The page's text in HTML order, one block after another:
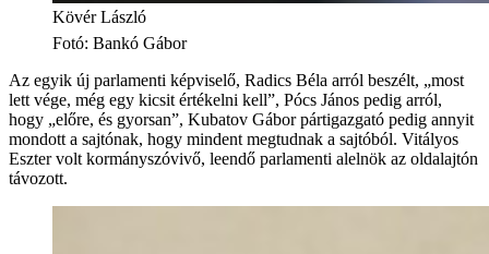
Kövér László
Fotó: Bankó Gábor
Az egyik új parlamenti képviselő, Radics Béla arról beszélt, „most
lett vége, még egy kicsit értékelni kell”, Pócs János pedig arról,
hogy „előre, és gyorsan”, Kubatov Gábor pártigazgató pedig annyit
mondott a sajtónak, hogy mindent megtudnak a sajtóból. Vitályos
Eszter volt kormányszóvivő, leendő parlamenti alelnök az oldalajtón
távozott.